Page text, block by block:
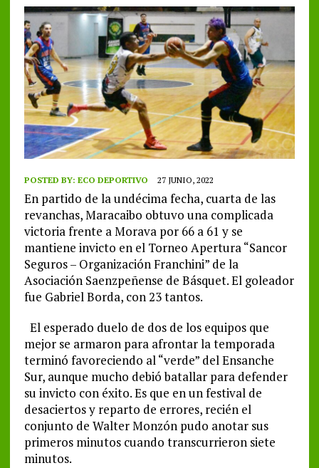
POSTED BY: ECO DEPORTIVO 27 JUNIO, 2022
En partido de la undécima fecha, cuarta de las
revanchas, Maracaibo obtuvo una complicada
victoria frente a Morava por 66 a 61 y se
mantiene invicto en el Torneo Apertura “Sancor
Seguros – Organización Franchini” de la
Asociación Saenzpeñense de Básquet. El goleador
fue Gabriel Borda, con 23 tantos.
El esperado duelo de dos de los equipos que
mejor se armaron para afrontar la temporada
terminó favoreciendo al “verde” del Ensanche
Sur, aunque mucho debió batallar para defender
su invicto con éxito. Es que en un festival de
desaciertos y reparto de errores, recién el
conjunto de Walter Monzón pudo anotar sus
primeros minutos cuando transcurrieron siete
minutos.